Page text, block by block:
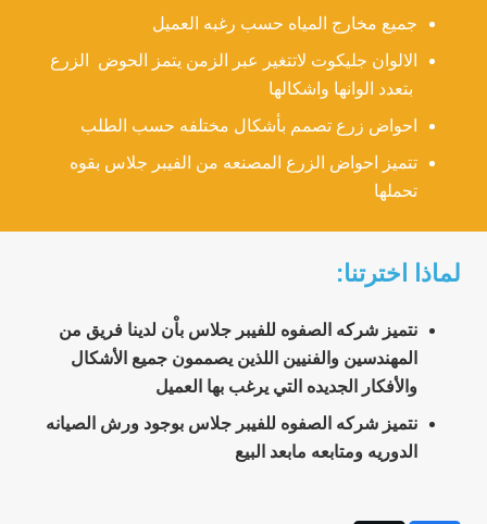
جميع مخارج المياه حسب رغبه العميل
الالوان جليكوت لاتتغير عبر الزمن يتمز الحوض الزرع
بتعدد الوانها واشكالها
احواض زرع تصمم بأشكال مختلفه حسب الطلب
تتميز احواض الزرع المصنعه من الفيبر جلاس بقوه
تحملها
لماذا اخترتنا:
نتميز شركه الصفوه للفيبر جلاس باْن لدينا فريق من
المهندسين والفنيين اللذين يصممون جميع الأشكال
والأفكار الجديده التي يرغب بها العميل
نتميز شركه الصفوه للفيبر جلاس بوجود ورش الصيانه
الدوريه ومتابعه مابعد البيع